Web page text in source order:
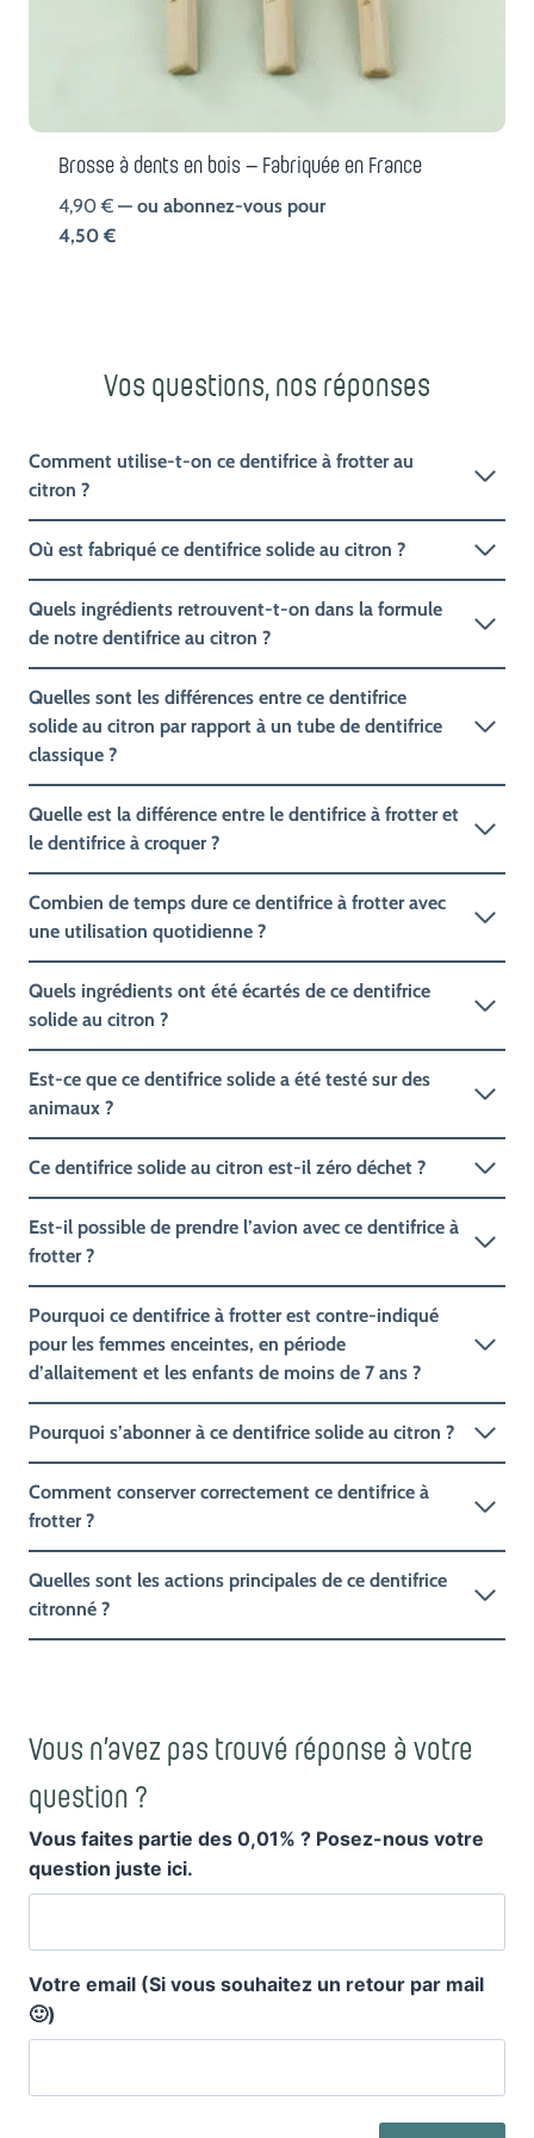
Brosse à dents en bois – Fabriquée en France
4,90€ —ou abonnez-vous pour
4,50 €
Vos questions, nos réponses
Comment utilise-t-on ce dentifrice à frotter au
citron ?
Où est fabriqué ce dentifrice solide au citron ?
Quels ingrédients retrouvent-t-on dans la formule
de notre dentifrice au citron ?
Quelles sont les différences entre ce dentifrice
solide au citron par rapport à un tube de dentifrice
classique ?
Quelle est la différence entre le dentifrice à frotter et
le dentifrice à croquer ?
Combien de temps dure ce dentifrice à frotter avec
une utilisation quotidienne ?
Quels ingrédients ont été écartés de ce dentifrice
solide au citron ?
Est-ce que ce dentifrice solide a été testé sur des
animaux ?
Ce dentifrice solide au citron est-il zéro déchet ?
Est-il possible de prendre l’avion avec ce dentifrice à
frotter ?
Pourquoi ce dentifrice à frotter est contre-indiqué
pour les femmes enceintes, en période
d’allaitement et les enfants de moins de 7 ans ?
Pourquoi s’abonner à ce dentifrice solide au citron ?
Comment conserver correctement ce dentifrice à
frotter ?
Quelles sont les actions principales de ce dentifrice
citronné ?
Vous n’avez pas trouvé réponse à votre
question ?
Vous faites partie des 0,01% ? Posez-nous votre
question juste ici.
Votre email (Si vous souhaitez un retour par mail
🙂)